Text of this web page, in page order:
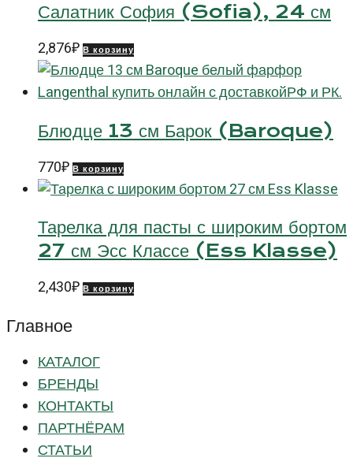
Салатник София (Sofia), 24 см
2,876₽ В корзину
Блюдце 13 см Барок (Baroque)
770₽ В корзину
Тарелка для пасты с широким бортом
27 см Эсс Классе (Ess Klasse)
2,430₽ В корзину
Главное
КАТАЛОГ
БРЕНДЫ
КОНТАКТЫ
ПАРТНЁРАМ
СТАТЬИ